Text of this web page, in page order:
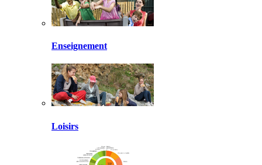
Enseignement
Loisirs